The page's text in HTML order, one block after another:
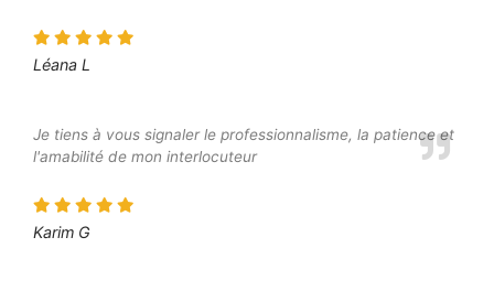
Léana L
Je tiens à vous signaler le professionnalisme, la patience et
l'amabilité de mon interlocuteur
Karim G